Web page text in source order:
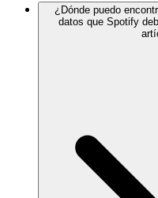
¿Dónde puedo
datos que Spotify